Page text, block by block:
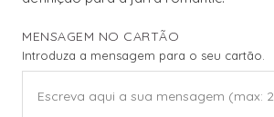
MENSAGEM NO CARTÃO
Introduza a mensagem para o seu cartão.